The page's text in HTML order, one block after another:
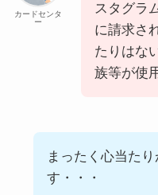
カードセンタ
ー
スタグラ
に請求さ
たりはな
族等が使
まったく心当た
す・・・